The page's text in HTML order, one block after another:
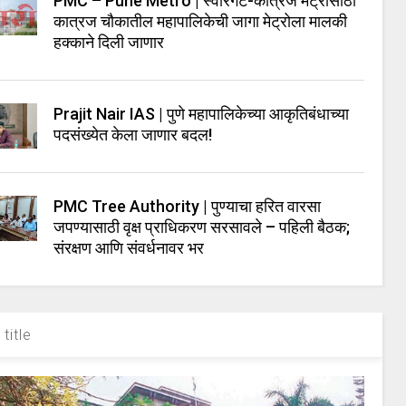
कात्रज चौकातील महापालिकेची जागा मेट्रोला मालकी
हक्काने दिली जाणार
Prajit Nair IAS | पुणे महापालिकेच्या आकृतिबंधाच्या
पदसंख्येत केला जाणार बदल!
PMC Tree Authority | पुण्याचा हरित वारसा
जपण्यासाठी वृक्ष प्राधिकरण सरसावले – पहिली बैठक;
संरक्षण आणि संवर्धनावर भर